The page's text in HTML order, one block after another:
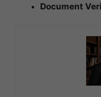
Document